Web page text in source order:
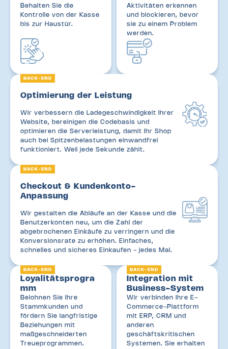
Behalten Sie die
Kontrolle von der Kasse
bis zur Haustür.
Aktivitäten erkennen
und blockieren, bevor
sie zu einem Problem
werden.
BACK-END
Optimierung der Leistung
Wir verbessern die Ladegeschwindigkeit Ihrer
Website, bereinigen die Codebasis und
optimieren die Serverleistung, damit Ihr Shop
auch bei Spitzenbelastungen einwandfrei
funktioniert. Weil jede Sekunde zählt.
BACK-END
Checkout & Kundenkonto-
Anpassung
Wir gestalten die Abläufe an der Kasse und die
Benutzerkonten neu, um die Zahl der
abgebrochenen Einkäufe zu verringern und die
Konversionsrate zu erhöhen. Einfaches,
schnelles und sicheres Einkaufen - jedes Mal.
BACK-END
Loyalitätsprogra
mm
Belohnen Sie Ihre
Stammkunden und
fördern Sie langfristige
Beziehungen mit
maßgeschneiderten
Treueprogrammen.
BACK-END
Integration mit
Business-System
Wir verbinden Ihre E-
Commerce-Plattform
mit ERP, CRM und
anderen
geschäftskritischen
Systemen. Sie erhalten